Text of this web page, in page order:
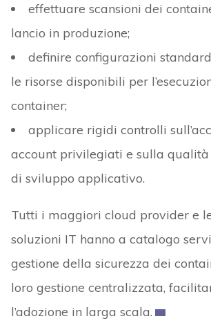
effettuare scansioni dei
lancio in produzione;
definire configurazioni
le risorse disponibili per
container;
applicare rigidi controlli
account privilegiati e sulla
di sviluppo applicativo.
Tutti i maggiori cloud provider e
soluzioni IT hanno a catalogo
gestione della sicurezza dei
loro gestione centralizzata,
l’adozione in larga scala.